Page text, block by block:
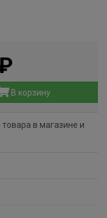
В корзину
в магазине и